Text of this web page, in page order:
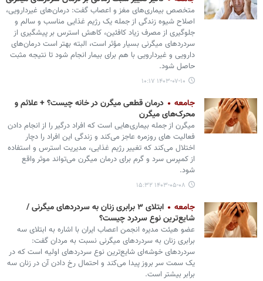
متخصص بیماری‌های مغز و اعصاب گفت: درمان‌های غیردارویی،
اصلاح شیوه زندگی از جمله یک رژیم غذایی مناسب و سالم و
جلوگیری از مصرف زیاد کافئین، کاهش استرس بر پیشگیری از
سردردهای میگرنی بسیار مؤثر است، البته بهتر است درمان‌های
دارویی و غیردارویی با هم برای بیمار انجام شود تا نتیجه مثبت
حاصل شود.
۱۴۰۳-۰۷-۱۰ ۱۰:۱۷
جامعه
درمان قطعی میگرن در خانه چیست؟ + علائم و
محرک‌های میگرن
میگرن از جمله بیماری‌هایی است که افراد درگیر را از انجام دادن
فعالیت های روزمره عاجز می‌کند و زندگی این افراد را دچار
اختلال می‌کند که تغییر رژیم غذایی، مدیریت استرس و استفاده
از کمپرس سرد و گرم برای درمان میگرن می‌تواند موثر واقع
شود.
۱۴۰۳-۰۵-۰۸ ۱۵:۳۲
جامعه
ابتلای ۳ برابری زنان به سردردهای میگرنی /
شایع‌ترین نوع سردرد چیست؟
عضو هیئت مدیره انجمن اعصاب ایران با اشاره به ابتلای سه
برابری زنان به سردردهای میگرنی نسبت به مردان گفت:
سردردهای خوشه‌ای شایع‌ترین نوع سردردهای اولیه است که در
یک سمت سر بروز پیدا می‌کند و احتمال رخ دادن آن در زنان سه
برابر بیشتر است.